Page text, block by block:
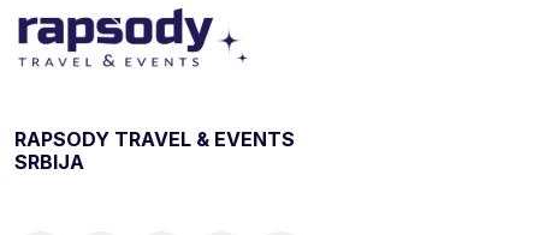
RAPSODY TRAVEL & EVENTS
SRBIJA